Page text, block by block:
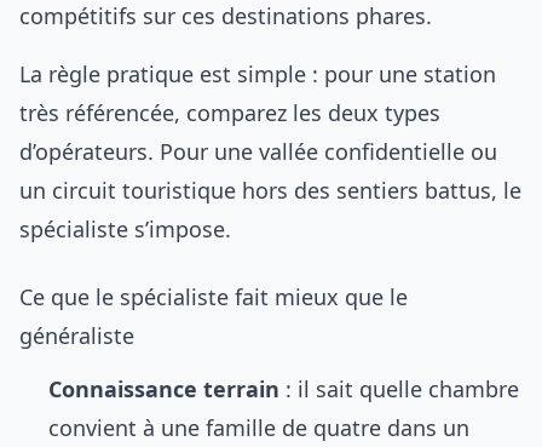
compétitifs sur ces destinations phares.
La règle pratique est simple : pour une station
très référencée, comparez les deux types
d’opérateurs. Pour une vallée confidentielle ou
un circuit touristique hors des sentiers battus, le
spécialiste s’impose.
Ce que le spécialiste fait mieux que le
généraliste
Connaissance terrain : il sait quelle chambre
convient à une famille de quatre dans un